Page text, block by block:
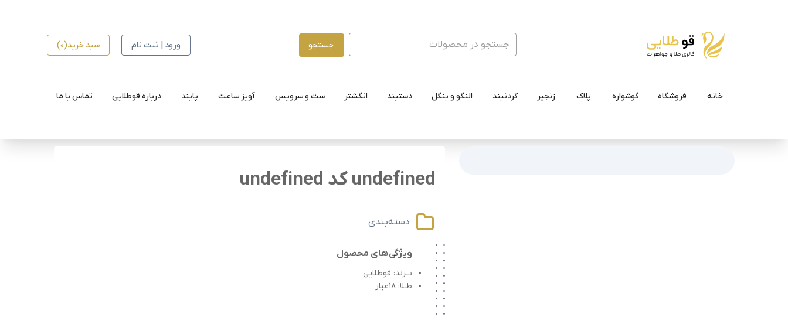
جستجو ورود | ثبت نام سبد خرید(0)
خانه فروشگاه گوشواره پلاک زنجیر گردنبند النگو و بنگل دستبند انگشتر ست و سرویس آویز ساعت پابند درباره قوطلایی تماس با ما
undefined کد undefined
دسته‌بندی
ویژگی‌های محصول
بــرند: قوطلایی
طـلا: 18عیار